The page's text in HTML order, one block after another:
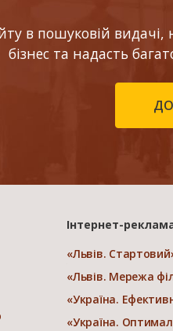
в пошуковій видачі,
бізнес та надасть
Інтернет-
«Львів.
«Львів. Мережа
«Україна.
«Україна.